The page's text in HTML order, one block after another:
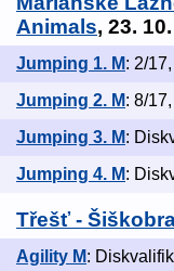
Animals, 23.
Jumping 1. M: 2/
Jumping 2. M: 8/
Jumping 3. M:
Jumping 4. M:
Třešť -
Agility M: